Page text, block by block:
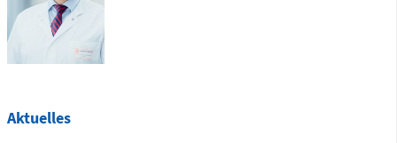
Notfall-Cardio-Hotline
(0 bis 24 Uhr)
Aktuelles